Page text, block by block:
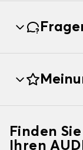
Finden
Ihren